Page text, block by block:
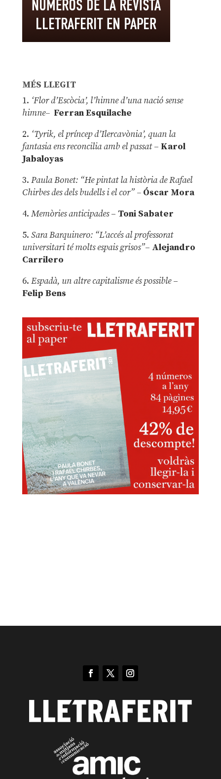
MÉS LLEGIT
1. ‘Flor d’Escòcia’, l’himne d’una nació sense
himne– Ferran Esquilache
2. ‘Tyrik, el príncep d’Ilercavònia’, quan la
fantasia ens reconcilia amb el passat– Karol
Jabaloyas
3. Paula Bonet: “He pintat la història de Rafael
Chirbes des dels budells i el cor” –Óscar Mora
4. Memòries anticipades– Toni Sabater
5. Sara Barquinero: “L’accés al professorat
universitari té molts espais grisos”– Alejandro
Carrilero
6. Espadà, un altre capitalisme és possible –
Felip Bens